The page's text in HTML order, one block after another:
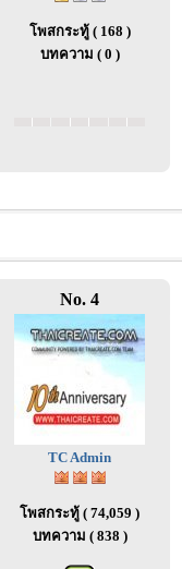
โพสกระทู้ ( 168 )
บทความ ( 0 )
No. 4
TC Admin
โพสกระทู้ ( 74,059 )
บทความ ( 838 )